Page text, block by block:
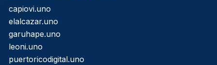
capiovi.uno
elalcazar.uno
garuhape.uno
leoni.uno
puertoricodigital.uno